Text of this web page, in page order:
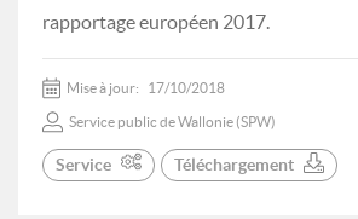
rapportage européen 2017.
Mise à jour: 17/10/2018
Service public de Wallonie (SPW)
Service Téléchargement